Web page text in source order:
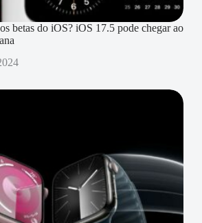
betas do iOS? iOS 17.5 pode chegar ao